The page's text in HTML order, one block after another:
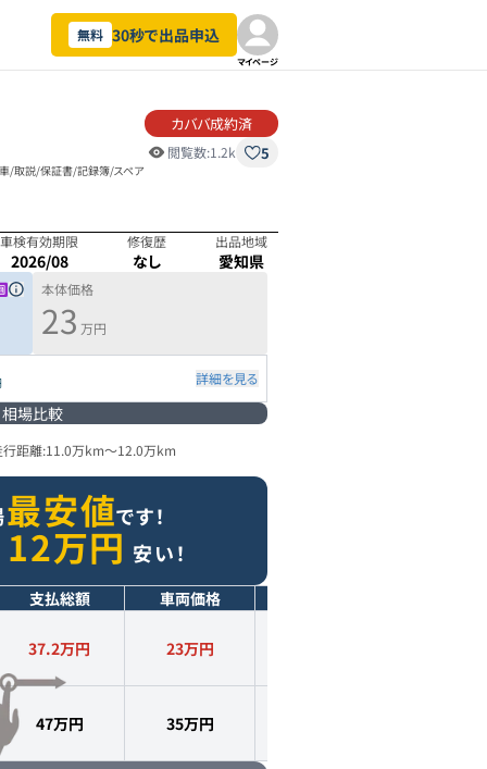
無料 30秒で出品申込
マイページ
車/取説/保証書/記録簿/スペア
カババ成約済
閲覧数:1.2k 5
車検有効期限
2026/08
修復歴
なし
出品地域
愛知県
本体価格
23 万円
詳細を見る
相場比較
行距離:11.0万km～12.0万km
最安値です！
12万円 安い！
支払総額 車両価格
37.2万円 23万円
47万円 35万円